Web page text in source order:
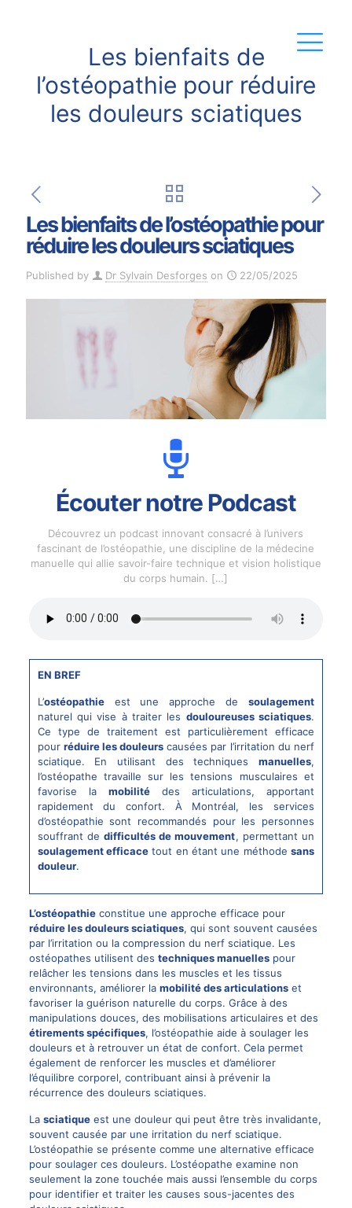
Les bienfaits de
l’ostéopathie pour réduire
les douleurs sciatiques
Les bienfaits de l’ostéopathie pour
réduire les douleurs sciatiques
Published by Dr Sylvain Desforges on 22/05/2025
Écouter notre Podcast
Découvrez un podcast innovant consacré à l’univers
fascinant de l’ostéopathie, une discipline de la médecine
manuelle qui allie savoir-faire technique et vision holistique
du corps humain. […]
EN BREF
L’ostéopathieest une approche de soulagement
naturel qui vise à traiter les douloureuses sciatiques.
Ce type de traitement est particulièrement efficace
pour réduire les douleurs causées par l’irritation du nerf
sciatique. En utilisant des techniques manuelles,
l’ostéopathe travaille sur les tensions musculaires et
favorise la mobilitédes articulations, apportant
rapidement du confort. À Montréal, les services
d’ostéopathie sont recommandés pour les personnes
souffrant dedifficultés de mouvement, permettant un
soulagement efficace tout en étant une méthode sans
douleur.
L’ostéopathieconstitue une approche efficace pour
réduire les douleurs sciatiques, qui sont souvent causées
par l’irritation ou la compression du nerf sciatique. Les
ostéopathes utilisent des techniques manuellespour
relâcher les tensions dans les muscles et les tissus
environnants, améliorer la mobilité des articulationset
favoriser la guérison naturelle du corps. Grâce à des
manipulations douces, des mobilisations articulaires et des
étirements spécifiques, l’ostéopathie aide à soulager les
douleurs et à retrouver un état de confort. Cela permet
également de renforcer les muscles et d’améliorer
l’équilibre corporel, contribuant ainsi à prévenir la
récurrence des douleurs sciatiques.
La sciatiqueest une douleur qui peut être très invalidante,
souvent causée par une irritation du nerf sciatique.
L’ostéopathie se présente comme une alternative efficace
pour soulager ces douleurs. L’ostéopathe examine non
seulement la zone touchée mais aussi l’ensemble du corps
pour identifier et traiter les causes sous-jacentes des